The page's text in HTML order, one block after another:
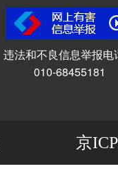
违法和不良信息举报电
010-68455181
京